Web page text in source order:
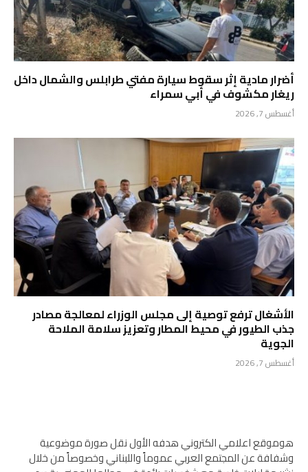
أضرار مادية إثر سقوط سيارة مفتي طرابلس والشمال داخل
ريغار مكشوف في أبي سمراء
أغسطس 7, 2026
الأشغال ترفع توصية إلى مجلس الوزراء لمعالجة مصادر
جذب الطيور في محيط المطار وتعزيز سلامة الملاحة
الجوية
أغسطس 7, 2026
هوموقع اعلامي الكتروني هدفه الأول نقل صورة موضوعية
وشفافة عن المجتمع العربي عموماً واللبناني وخصوصاً من خلال